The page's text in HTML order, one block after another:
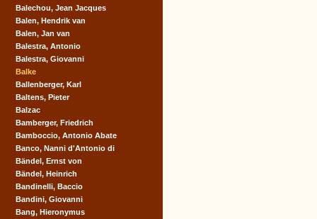
Balechou, Jean Jacques
Balen, Hendrik van
Balen, Jan van
Balestra, Antonio
Balestra, Giovanni
Balke
Ballenberger, Karl
Baltens, Pieter
Balzac
Bamberger, Friedrich
Bamboccio, Antonio Abate
Banco, Nanni d'Antonio di
Bändel, Ernst von
Bändel, Heinrich
Bandinelli, Baccio
Bandini, Giovanni
Bang, Hieronymus